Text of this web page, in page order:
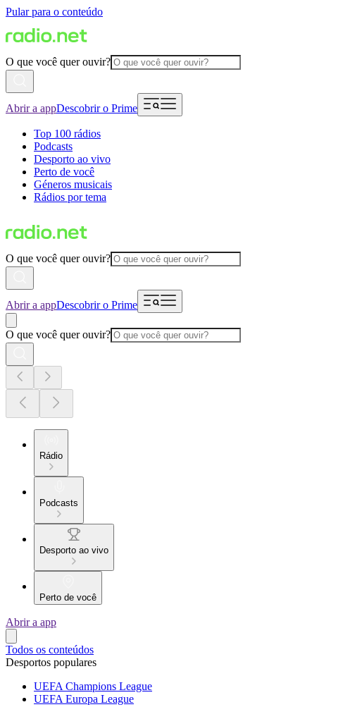
Pular para o conteúdo
O que você quer ouvir?
Abrir a appDescobrir o Prime
Top 100 rádios
Podcasts
Desporto ao vivo
Perto de você
Géneros musicais
Rádios por tema
O que você quer ouvir?
Abrir a appDescobrir o Prime
O que você quer ouvir?
Rádio
Podcasts
Desporto ao vivo
Perto de você
Abrir a app
Todos os conteúdos
Desportos populares
UEFA Champions League
UEFA Europa League